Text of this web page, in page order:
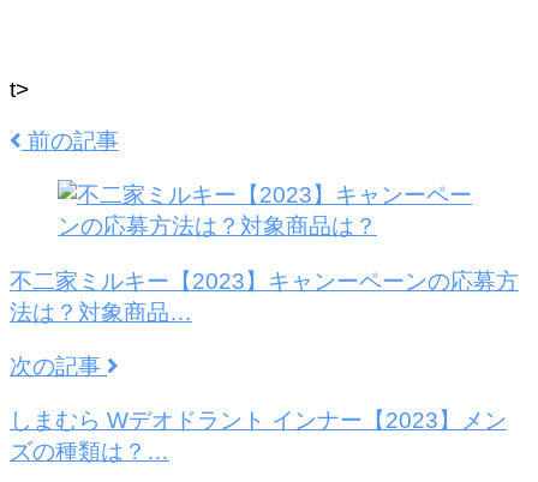
t>
前の記事
不二家ミルキー【2023】キャンーペーンの応募方
法は？対象商品…
次の記事
しまむら Wデオドラント インナー【2023】メン
ズの種類は？…